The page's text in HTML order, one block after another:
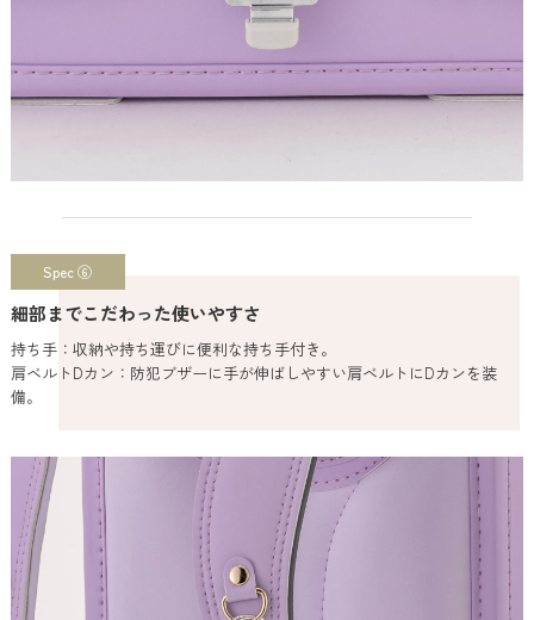
Spec ⑥
細部までこだわった使いやすさ
持ち手：収納や持ち運びに便利な持ち手付き。
肩ベルトDカン：防犯ブザーに手が伸ばしやすい肩ベルトにDカンを装
備。